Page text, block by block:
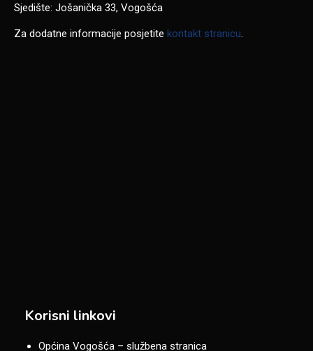
Sjedište: Jošanička 33, Vogošća
Za dodatne informacije posjetite kontakt stranicu
Korisni linkovi
Općina Vogošća – službena stranica